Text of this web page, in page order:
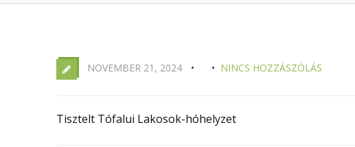
NOVEMBER 21, 2024 NINCS HOZZÁSZÓLÁS
Tisztelt Tófalui Lakosok-hóhelyzet